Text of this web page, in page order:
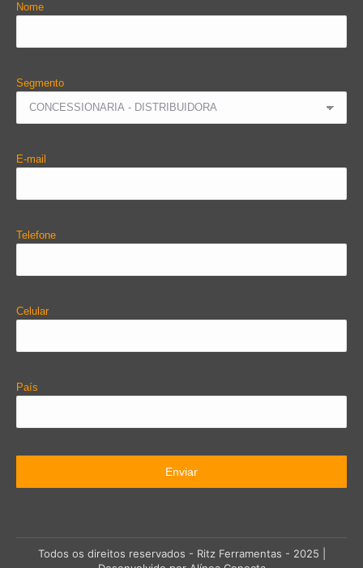
Nome
Segmento
E-mail
Telefone
Celular
País
Todos os direitos reservados - Ritz Ferramentas - 2025 |